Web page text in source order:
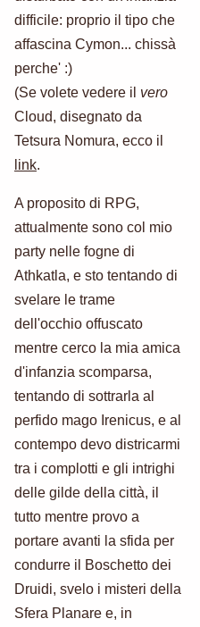
difficile: proprio il tipo che
affascina Cymon... chissà
perche' :)
(Se volete vedere il vero
Cloud, disegnato da
Tetsura Nomura, ecco il
link.
A proposito di RPG,
attualmente sono col mio
party nelle fogne di
Athkatla, e sto tentando di
svelare le trame
dell'occhio offuscato
mentre cerco la mia amica
d'infanzia scomparsa,
tentando di sottrarla al
perfido mago Irenicus, e al
contempo devo districarmi
tra i complotti e gli intrighi
delle gilde della città, il
tutto mentre provo a
portare avanti la sfida per
condurre il Boschetto dei
Druidi, svelo i misteri della
Sfera Planare e, in